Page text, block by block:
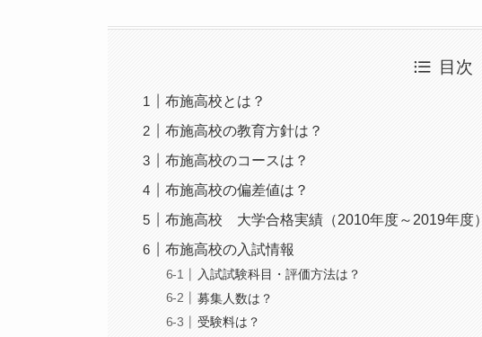
目次
布施高校とは？
布施高校の教育方針は？
布施高校のコースは？
布施高校の偏差値は？
布施高校 大学合格実績（2010年度～2019年度）
布施高校の入試情報
入試試験科目・評価方法は？
募集人数は？
受験料は？